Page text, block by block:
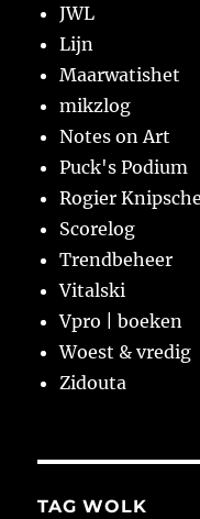
JWL
Lijn
Maarwatishet
mikzlog
Notes on Art
Puck's Podium
Rogier
Scorelog
Trendbeheer
Vitalski
Vpro | boeken
Woest & vredig
Zidouta
TAG WOLK